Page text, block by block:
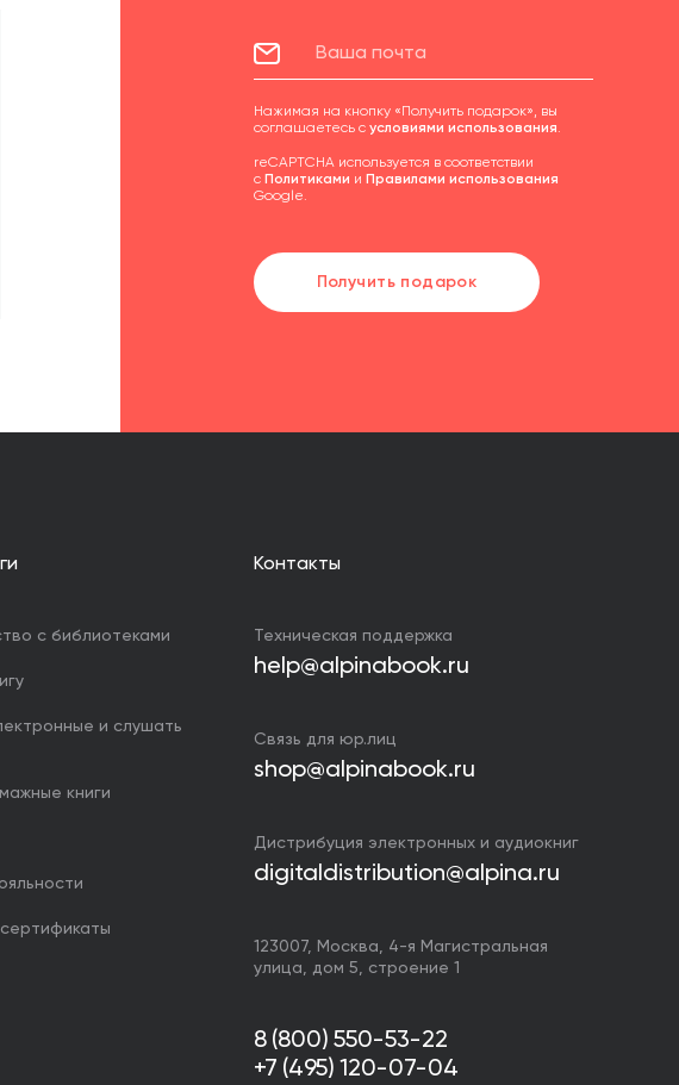
Нажимая на кнопку «Получить подарок», вы
соглашаетесь с условиями использования.
reCAPTCHA используется в соответствии
с Политиками и Правилами использования
Google.
Получить подарок
с библиотеками
и слушать
книги
Контакты
Техническая поддержка
help@alpinabook.ru
Связь для юр.лиц
shop@alpinabook.ru
Дистрибуция электронных и аудиокниг
digitaldistribution@alpina.ru
123007, Москва, 4-я Магистральная
улица, дом 5, строение 1
8 (800) 550-53-22
+7 (495) 120-07-04